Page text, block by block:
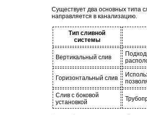
Существует два основных типа
направляется в канализацию.
Тип сливной
системы
Вертикальный слив
Горизонтальный слив
Слив с боковой
установкой